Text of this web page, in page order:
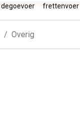
degoevoer frettenvoer
Overig